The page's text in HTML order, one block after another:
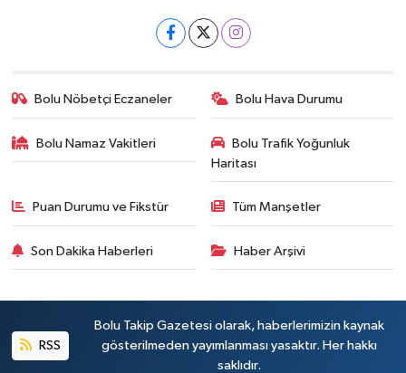
Bolu Nöbetçi Eczaneler Bolu Hava Durumu
Bolu Namaz Vakitleri
Bolu Trafik Yoğunluk
Haritası
Puan Durumu ve Fikstür Tüm Manşetler
Son Dakika Haberleri Haber Arşivi
RSS
Bolu Takip Gazetesi olarak, haberlerimizin kaynak
gösterilmeden yayımlanması yasaktır. Her hakkı
saklıdır.